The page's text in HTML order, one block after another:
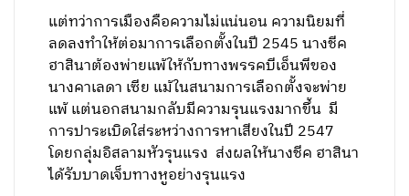
แต่ทว่าการเมืองคือความไม่แน่นอน ความนิยมที่
ลดลงทำให้ต่อมาการเลือกตั้งในปี 2545 นางชีค
ฮาสินาต้องพ่ายแพ้ให้กับทางพรรคบีเอ็นพีของ
นางคาเลดา เซีย แม้ในสนามการเลือกตั้งจะพ่าย
แพ้ แต่นอกสนามกลับมีความรุนแรงมากขึ้น มี
การปาระเบิดใส่ระหว่างการหาเสียงในปี 2547
โดยกลุ่มอิสลามหัวรุนแรง ส่งผลให้นางชีค ฮาสินา
ได้รับบาดเจ็บทางหูอย่างรุนแรง